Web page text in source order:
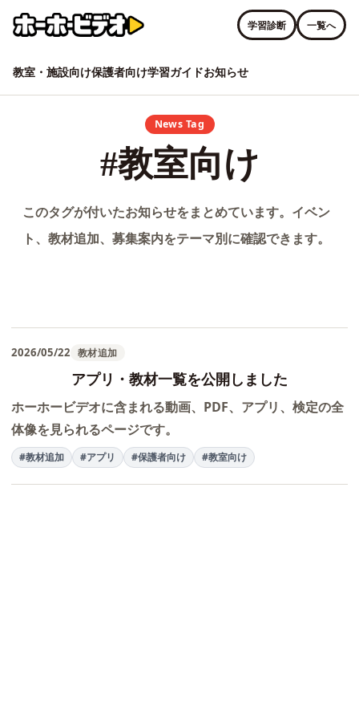
教室・施設向け保護者向け学習ガイドお知らせ
学習診断 一覧へ
News Tag
#教室向け
このタグが付いたお知らせをまとめています。イベン
ト、教材追加、募集案内をテーマ別に確認できます。
2026/05/22 教材追加
アプリ・教材一覧を公開しました
ホーホービデオに含まれる動画、PDF、アプリ、検定の全
体像を見られるページです。
#教材追加 #アプリ #保護者向け #教室向け